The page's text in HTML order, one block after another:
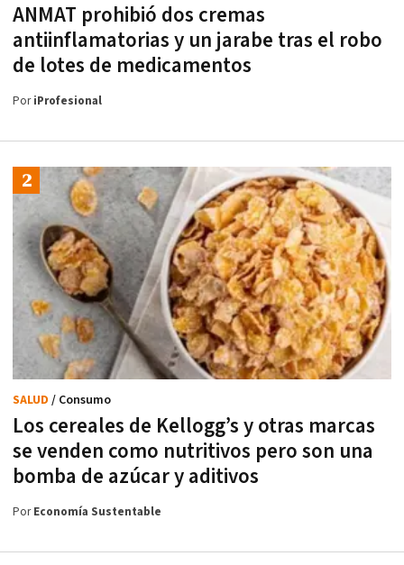
ANMAT prohibió dos cremas
antiinflamatorias y un jarabe tras el robo
de lotes de medicamentos
PoriProfesional
Los cereales de Kellogg’s y otras marcas
se venden como nutritivos pero son una
bomba de azúcar y aditivos
SALUD / Consumo
PorEconomía Sustentable